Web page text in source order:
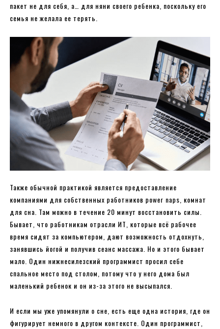
пакет не для себя, а… для няни своего ребенка, поскольку его
семья не желала ее терять.
Также обычной практикой является предоставление
компаниями для собственных работников power naps, комнат
для сна. Там можно в течение 20 минут восстановить силы.
Бывает, что работникам отрасли ИТ, которые всё рабочее
время сидят за компьютером, дают возможность отдохнуть,
занявшись йогой и получив сеанс массажа. Но и этого бывает
мало. Один нижнесилезский программист просил себе
спальное место под столом, потому что у него дома был
маленький ребенок и он из-за этого не высыпался.
И если мы уже упомянули о сне, есть еще одна история, где он
фигурирует немного в другом контексте. Один программист,